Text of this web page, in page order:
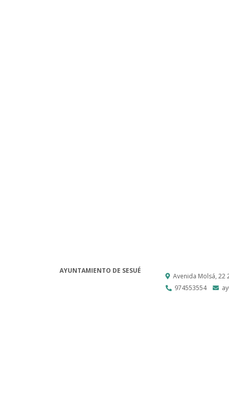
AYUNTAMIENTO DE SESUÉ
Avenida Molsá, 22
974553554